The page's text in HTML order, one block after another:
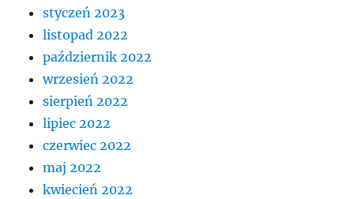
styczeń 2023
listopad 2022
październik 2022
wrzesień 2022
sierpień 2022
lipiec 2022
czerwiec 2022
maj 2022
kwiecień 2022